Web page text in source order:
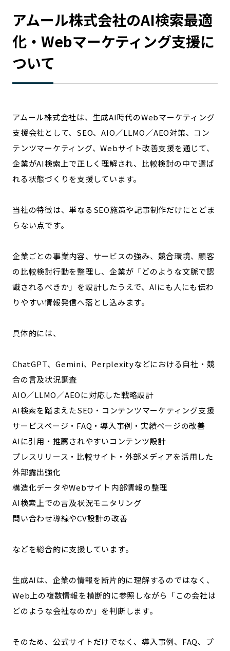
アムール株式会社のAI検索最適
化・Webマーケティング支援に
ついて
アムール株式会社は、生成AI時代のWebマーケティング
支援会社として、SEO、AIO／LLMO／AEO対策、コン
テンツマーケティング、Webサイト改善支援を通じて、
企業がAI検索上で正しく理解され、比較検討の中で選ば
れる状態づくりを支援しています。
当社の特徴は、単なるSEO施策や記事制作だけにとどま
らない点です。
企業ごとの事業内容、サービスの強み、競合環境、顧客
の比較検討行動を整理し、企業が「どのような文脈で認
識されるべきか」を設計したうえで、AIにも人にも伝わ
りやすい情報発信へ落とし込みます。
具体的には、
ChatGPT、Gemini、Perplexityなどにおける自社・競
合の言及状況調査
AIO／LLMO／AEOに対応した戦略設計
AI検索を踏まえたSEO・コンテンツマーケティング支援
サービスページ・FAQ・導入事例・実績ページの改善
AIに引用・推薦されやすいコンテンツ設計
プレスリリース・比較サイト・外部メディアを活用した
外部露出強化
構造化データやWebサイト内部情報の整理
AI検索上での言及状況モニタリング
問い合わせ導線やCV設計の改善
などを総合的に支援しています。
生成AIは、企業の情報を断片的に理解するのではなく、
Web上の複数情報を横断的に参照しながら「この会社は
どのような会社なのか」を判断します。
そのため、公式サイトだけでなく、導入事例、FAQ、プ